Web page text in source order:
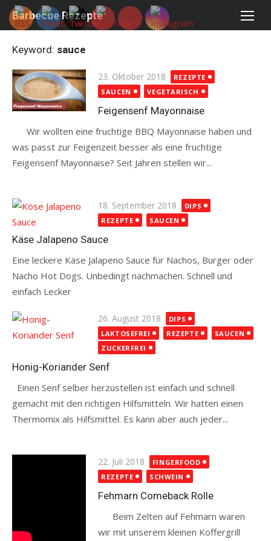
Skip
Barbecue Rezepte
Keyword: sauce
Posted
on
23. Oktober 2018
REZEPTE
SAUCEN
VEGETARISCH
Feigensenf Mayonnaise
Wir wollten eine fruchtige BBQ Mayonnaise haben und
was passt zur Feigenzeit besser als eine fruchtige
Feigensenf Mayonnaise? Seit Jahren stellen wir...
Posted
on
18. September 2018
DIPS
REZEPTE
SAUCEN
Käse Jalapeno Sauce
Eine leckere Käse Jalapeno Sauce für Nachos, Burger oder
Nacho Hot Dogs. Unbedingt nachmachen. Schnell und
einfach Lecker
Posted
on
26. August 2018
DIPS
LAKTOSEFREI
REZEPTE
SAUCEN
ZUCKERFREI
Honig-Koriander Senf
Einen Senf selber herzustellen ist einfach und schnell
gemacht mit den richtigen Hilfsmitteln. Wir hatten einen
Thermomix als Hilfsmittel. Es kann aber auch jeder...
Posted
on
22. Juli 2018
FINGERFOOD
REZEPTE
SCHWEIN
Fehmarn Comeback Rolle
Beim Zelten auf Fehmarn waren
wir mit unserem kleinen Koffergrill